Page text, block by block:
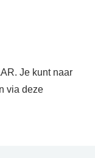
Je kunt naar
via deze